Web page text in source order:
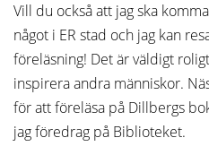
Vill du också att jag ska
något i ER stad och jag kan
föreläsning! Det är väldigt
inspirera andra människor.
för att föreläsa på Dillbergs
jag föredrag på Biblioteket.